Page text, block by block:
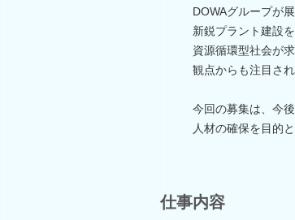
DOWAグループが
新鋭プラント建設
資源循環型社会が
観点からも注目さ
今回の募集は、今
人材の確保を目的
仕事内容